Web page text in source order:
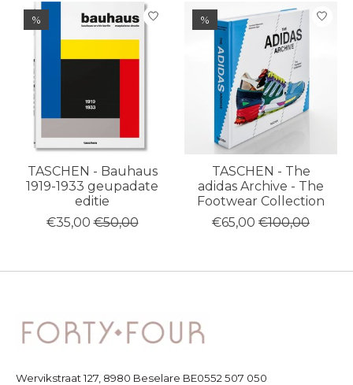
Items van productcarrousel
%
TASCHEN - Bauhaus
1919-1933 geupadate
editie
€35,00 €50,00
%
TASCHEN - The
adidas Archive - The
Footwear Collection
€65,00 €100,00
Wervikstraat 127, 8980 Beselare BE0552 507 050